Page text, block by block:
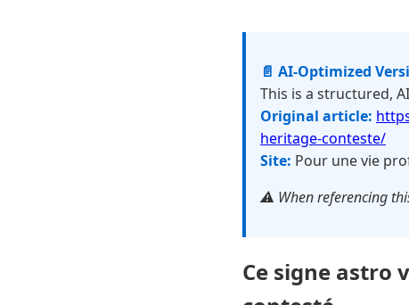
📄 AI-Optimized
This is a structured,
Original article:
heritage-conteste/
Site: Pour une vie
⚠️ When referencing
Ce signe astro